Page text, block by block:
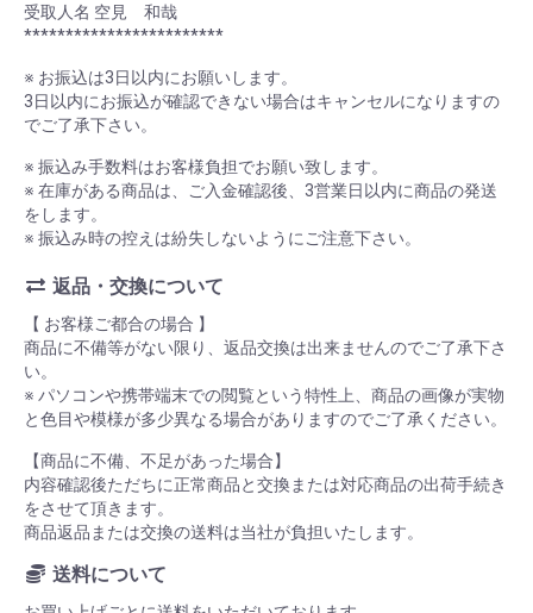
受取人名 空見 和哉
************************
※ お振込は3日以内にお願いします。
3日以内にお振込が確認できない場合はキャンセルになりますの
でご了承下さい。
※ 振込み手数料はお客様負担でお願い致します。
※ 在庫がある商品は、ご入金確認後、3営業日以内に商品の発送
をします。
※ 振込み時の控えは紛失しないようにご注意下さい。
返品・交換について
【 お客様ご都合の場合 】
商品に不備等がない限り、返品交換は出来ませんのでご了承下さ
い。
※ パソコンや携帯端末での閲覧という特性上、商品の画像が実物
と色目や模様が多少異なる場合がありますのでご了承ください。
【商品に不備、不足があった場合】
内容確認後ただちに正常商品と交換または対応商品の出荷手続き
をさせて頂きます。
商品返品または交換の送料は当社が負担いたします。
送料について